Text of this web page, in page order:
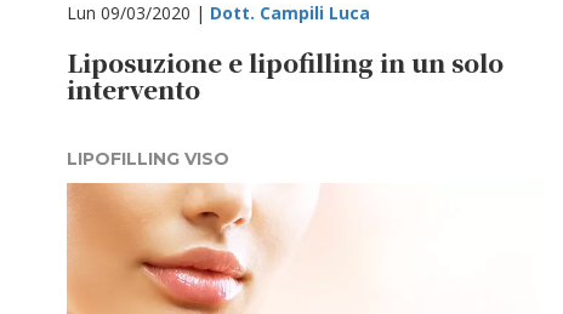
Lun 09/03/2020 | Dott. Campili Luca
Liposuzione e lipofilling in un solo
intervento
LIPOFILLING VISO